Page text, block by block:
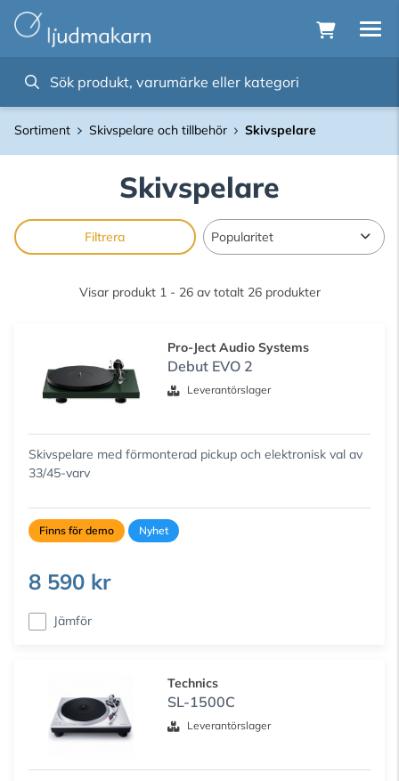
Sortiment Skivspelare och tillbehör Skivspelare
Skivspelare
Filtrera
Visar produkt 1 - 26 av totalt 26 produkter
Pro-Ject Audio Systems
Debut EVO 2
Leverantörslager
Skivspelare med förmonterad pickup och elektronisk val av
33/45-varv
Finns för demo Nyhet
8 590 kr
Jämför
Technics
SL-1500C
Leverantörslager